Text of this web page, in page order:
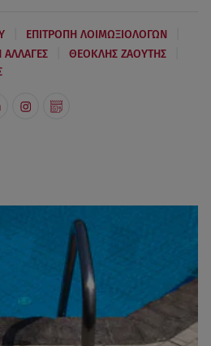
ΕΠΙΤΡΟΠΗ ΛΟΙΜΩΞΙΟΛΟΓΩΝ
ΘΕΟΚΛΗΣ ΖΑΟΥΤΗΣ